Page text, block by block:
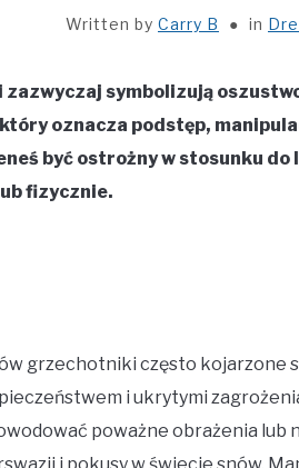
Written by Carry B in
symbolizują
oznacza podstęp,
być ostrożny w stosunku
fizycznie.
grzechotniki często kojarzone
i ukrytymi
poważne obrażenia lub